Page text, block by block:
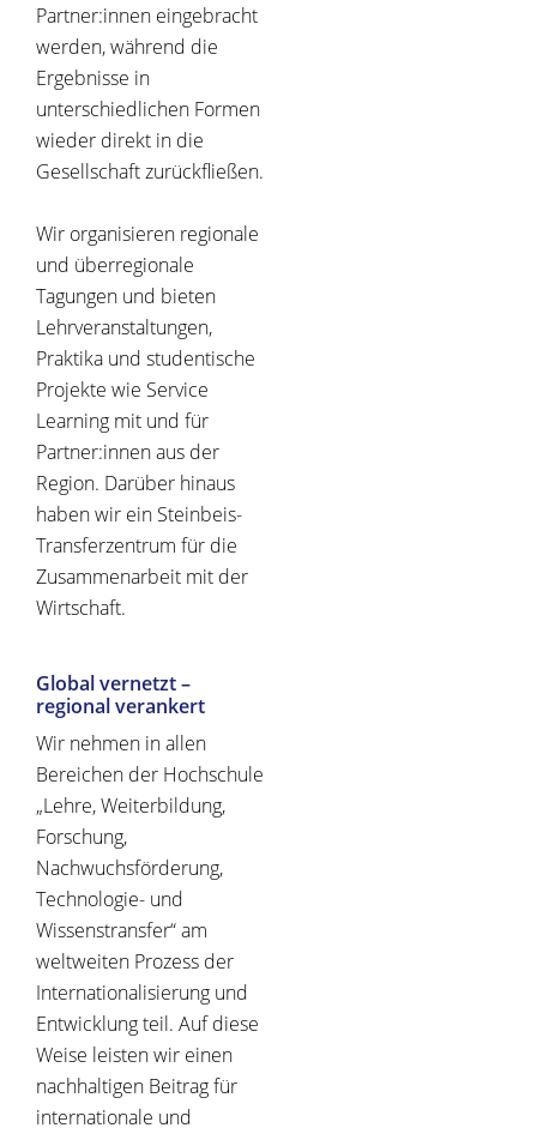
Partner:innen eingebracht
werden, während die
Ergebnisse in
unterschiedlichen Formen
wieder direkt in die
Gesellschaft zurückfließen.
Wir organisieren regionale
und überregionale
Tagungen und bieten
Lehrveranstaltungen,
Praktika und studentische
Projekte wie Service
Learning mit und für
Partner:innen aus der
Region. Darüber hinaus
haben wir ein Steinbeis-
Transferzentrum für die
Zusammenarbeit mit der
Wirtschaft.
Global vernetzt –
regional verankert
Wir nehmen in allen
Bereichen der Hochschule
„Lehre, Weiterbildung,
Forschung,
Nachwuchsförderung,
Technologie- und
Wissenstransfer“ am
weltweiten Prozess der
Internationalisierung und
Entwicklung teil. Auf diese
Weise leisten wir einen
nachhaltigen Beitrag für
internationale und